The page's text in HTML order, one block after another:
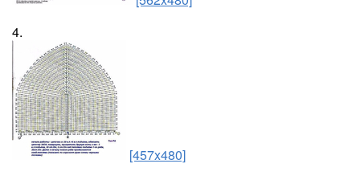
4.
[457x480]